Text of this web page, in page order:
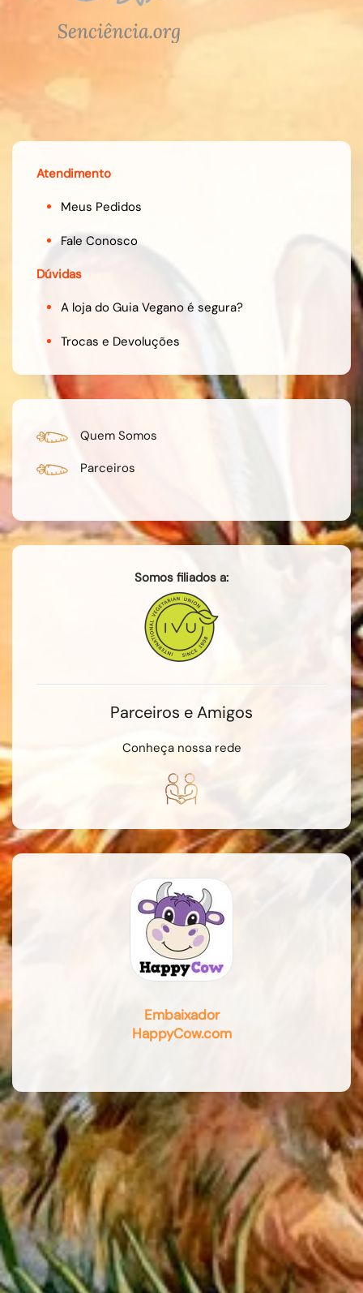
Atendimento
Meus Pedidos
Fale Conosco
Dúvidas
A loja do Guia Vegano é segura?
Trocas e Devoluções
Quem Somos
Parceiros
Somos filiados a:
Parceiros e Amigos
Conheça nossa rede
Embaixador
HappyCow.com